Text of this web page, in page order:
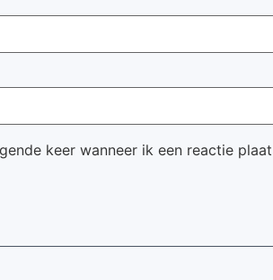
keer wanneer ik een reactie